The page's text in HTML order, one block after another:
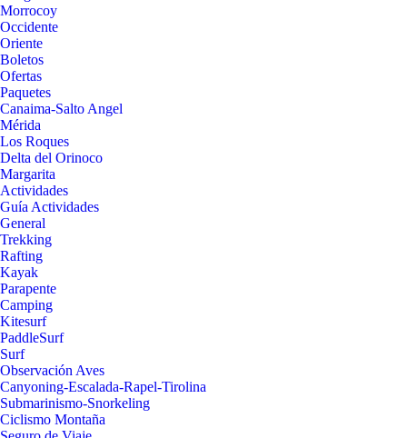
Morrocoy
Occidente
Oriente
Boletos
Ofertas
Paquetes
Canaima-Salto Angel
Mérida
Los Roques
Delta del Orinoco
Margarita
Actividades
Guía Actividades
General
Trekking
Rafting
Kayak
Parapente
Camping
Kitesurf
PaddleSurf
Surf
Observación Aves
Canyoning-Escalada-Rapel-Tirolina
Submarinismo-Snorkeling
Ciclismo Montaña